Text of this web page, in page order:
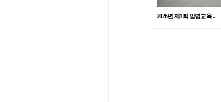
2026년 제1회 발명교육 ..